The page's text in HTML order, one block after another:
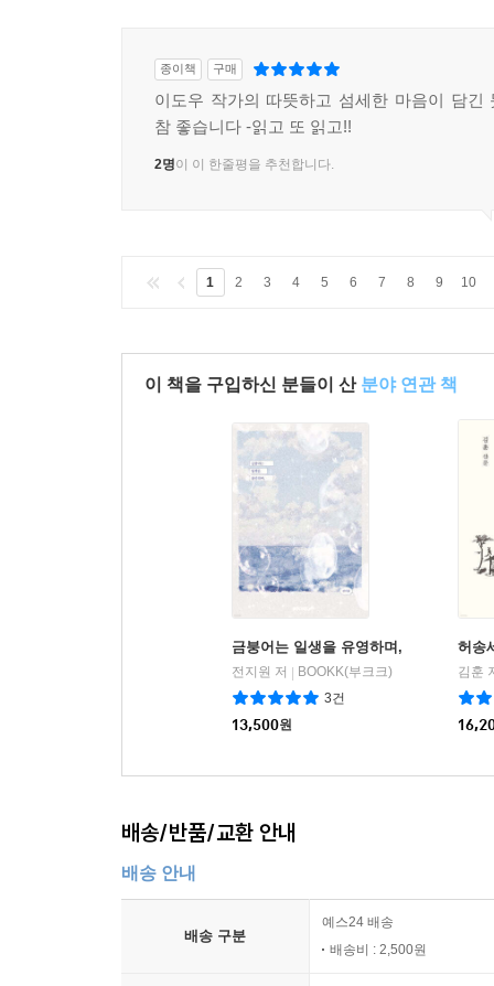
종이책 구매
이도우 작가의 따뜻하고 섬세한 마음이 담긴
참 좋습니다 -읽고 또 읽고!!
2명이 이 한줄평을 추천합니다.
1 2 3 4 5 6 7 8 9 10
이 책을 구입하신 분들이 산 분야 연관 책
금붕어는 일생을 유영하며,
전지원 저
BOOKK(부크크)
3건
13,500원
허송
김훈
배송/반품/교환 안내
배송 안내
배송 구분
예스24 배송
배송비 : 2,500원